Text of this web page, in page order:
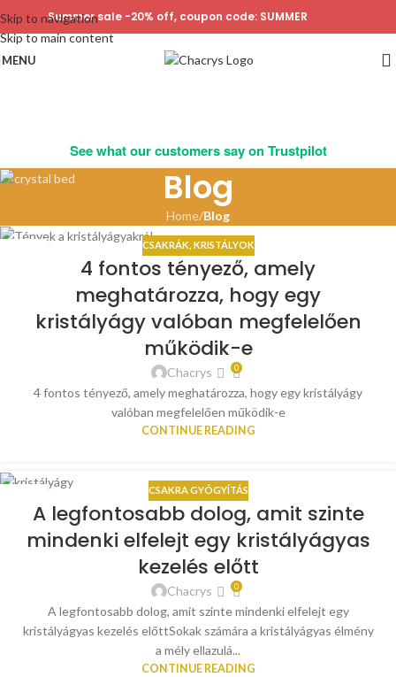
Skip to navigation
Skip to main content
Summer sale -20% off, coupon code: SUMMER
MENU
See what our customers say on Trustpilot
Blog
Home/Blog
CSAKRÁK KRISTÁLYOK
4 fontos tényező, amely
meghatározza, hogy egy
kristályágy valóban megfelelően
működik-e
Chacrys 0
4 fontos tényező, amely meghatározza, hogy egy kristályágy
valóban megfelelően működik-e
CONTINUE READING
CSAKRA GYÓGYÍTÁS
A legfontosabb dolog, amit szinte
mindenki elfelejt egy kristályágyas
kezelés előtt
Chacrys 0
A legfontosabb dolog, amit szinte mindenki elfelejt egy
kristályágyas kezelés előttSokak számára a kristályágyas élmény
a mély ellazulá...
CONTINUE READING